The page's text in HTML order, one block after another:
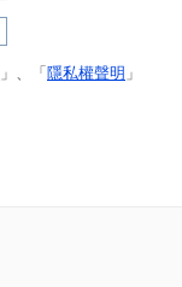
」、「 隱私權聲明 」